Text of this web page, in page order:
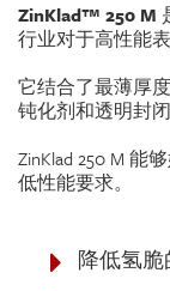
ZinKlad™ 250 M
行业对于高性能
它结合了最薄厚
钝化剂和透明封闭
ZinKlad 250 M 能
低性能要求。
降低氢